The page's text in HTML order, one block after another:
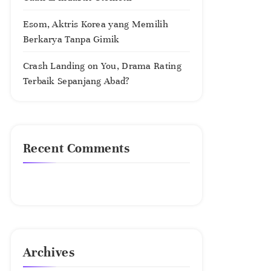
Esom, Aktris Korea yang Memilih
Berkarya Tanpa Gimik
Crash Landing on You, Drama Rating
Terbaik Sepanjang Abad?
Recent Comments
Archives